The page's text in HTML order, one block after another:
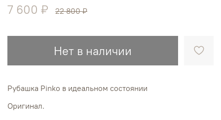
7 600 ₽ 22 800 ₽
Нет в наличии
Рубашка Pinko в идеальном состоянии
Оригинал.